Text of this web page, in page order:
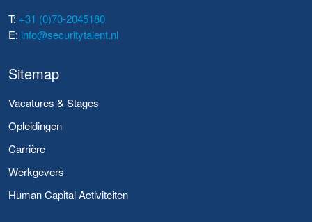
T: +31 (0)70-2045180
E: info@securitytalent.nl
Sitemap
Vacatures & Stages
Opleidingen
Carrière
Werkgevers
Human Capital Activiteiten